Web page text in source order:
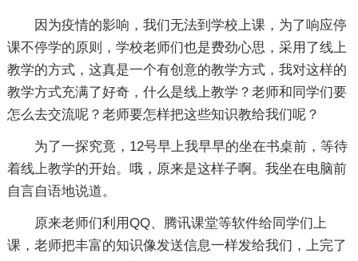
因为疫情的影响，我们无法到学校上课，为了响应停
课不停学的原则，学校老师们也是费劲心思，采用了线上
教学的方式，这真是一个有创意的教学方式，我对这样的
教学方式充满了好奇，什么是线上教学？老师和同学们要
怎么去交流呢？老师要怎样把这些知识教给我们呢？
为了一探究竟，12号早上我早早的坐在书桌前，等待
着线上教学的开始。哦，原来是这样子啊。我坐在电脑前
自言自语地说道。
原来老师们利用QQ、腾讯课堂等软件给同学们上
课，老师把丰富的知识像发送信息一样发给我们，上完了